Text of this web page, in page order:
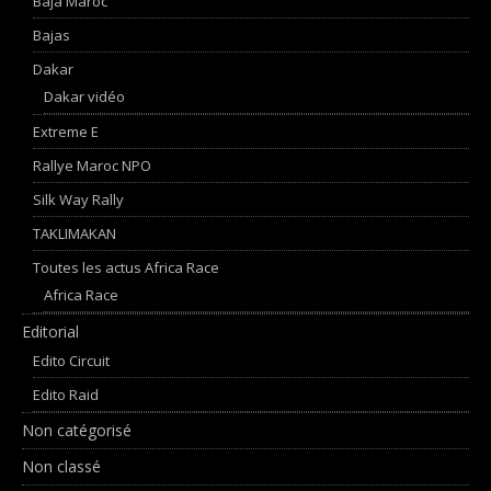
Bajas
Dakar
Dakar vidéo
Extreme E
Rallye Maroc NPO
Silk Way Rally
TAKLIMAKAN
Toutes les actus Africa Race
Africa Race
Editorial
Edito Circuit
Edito Raid
Non catégorisé
Non classé